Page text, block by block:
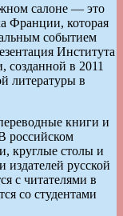
салоне — это
Франции, которая
событием
Института
созданной в 2011
литературы в
книги и
российском
круглые столы и
русской
с читателями в
со студентами